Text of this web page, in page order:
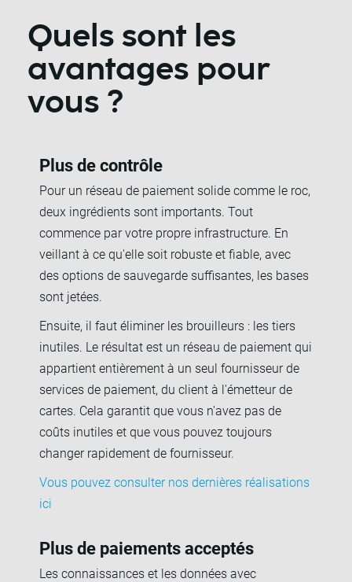
Quels sont les
avantages pour
vous ?
Plus de contrôle
Pour un réseau de paiement solide comme le roc,
deux ingrédients sont importants. Tout
commence par votre propre infrastructure. En
veillant à ce qu'elle soit robuste et fiable, avec
des options de sauvegarde suffisantes, les bases
sont jetées.
Ensuite, il faut éliminer les brouilleurs : les tiers
inutiles. Le résultat est un réseau de paiement qui
appartient entièrement à un seul fournisseur de
services de paiement, du client à l'émetteur de
cartes. Cela garantit que vous n'avez pas de
coûts inutiles et que vous pouvez toujours
changer rapidement de fournisseur.
Vous pouvez consulter nos dernières réalisations
ici
Plus de paiements acceptés
Les connaissances et les données avec